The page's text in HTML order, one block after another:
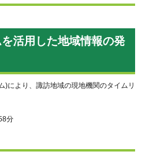
活用した地域情報の発
により、諏訪地域の現地機関のタイムリ
分